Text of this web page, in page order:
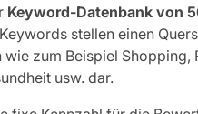
Keyword-Datenbank von
stellen einen
zum Beispiel Shopping,
usw. dar.